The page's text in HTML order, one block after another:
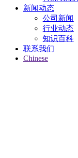
新闻动态
公司新闻
行业动态
知识百科
联系我们
Chinese